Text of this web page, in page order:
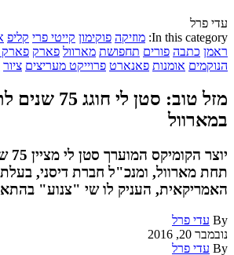
עדי פרל
In this category: מוזיקה פוקימון קייטי פרי קליפ
ראמן כתבה פורים תחפושת מארוול פארק פארק
הנוקמים אומנות פאנארט פרוייקט מעריצים ציור
מזל טוב: סטן
במארוול
תחת מארוול, ומנכ"ל חברת דיסני,
האמריקאית, העניק לו שי "צנוע"
By עדי פרל
נובמבר 20, 2016
By עדי פרל